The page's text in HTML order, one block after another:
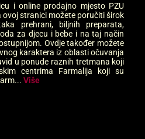
i online prodajno mjesto PZU
stranici možete poručiti širok
prehrani, biljnih preparata,
za djecu i bebe i na taj način
Ovdje također možete
karaktera iz oblasti očuvanja
u ponude raznih tretmana koji
centrima Farmalija koji su
Više